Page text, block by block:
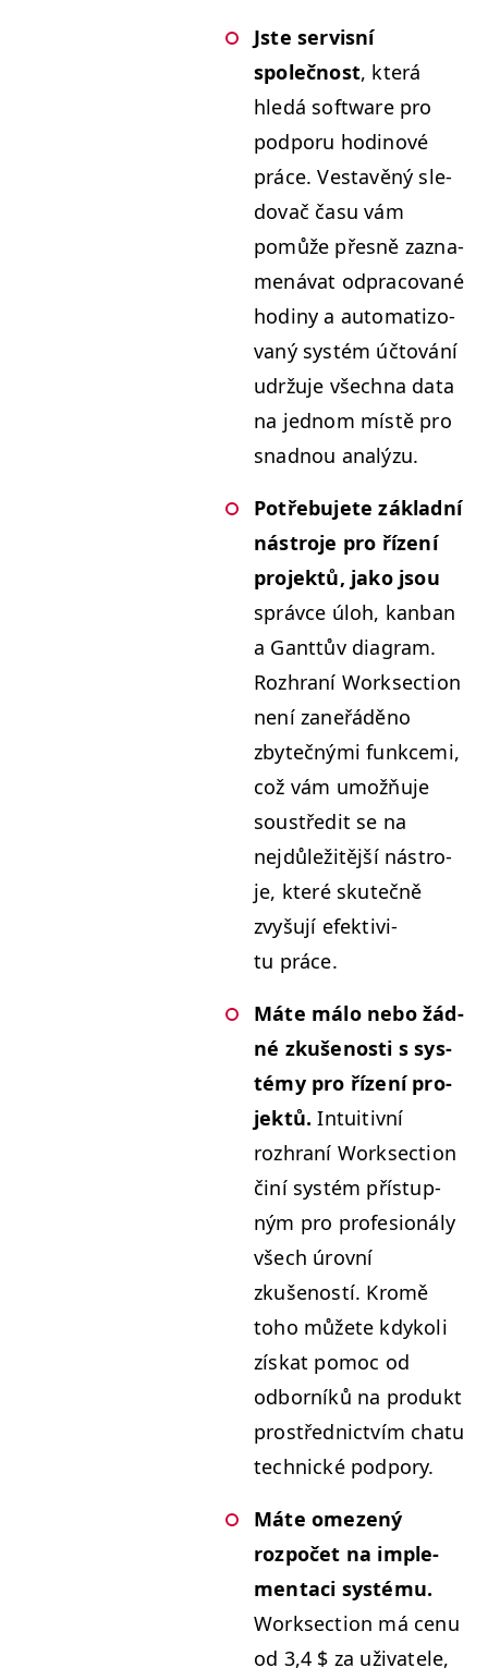
Jste servis­ní
společnost, která
hledá soft­ware pro
pod­poru hodi­nové
práce. Ves­tavěný sle­
dovač času vám
pomůže přes­ně zaz­na­
mená­vat odpra­co­v­ané
hodiny a autom­a­ti­zo­
vaný sys­tém účtování
udržu­je všech­na data
na jed­nom místě pro
snad­nou analýzu.
Potře­bu­jete zák­lad­ní
nástro­je pro řízení
pro­jek­tů, jako jsou
správce úloh, kan­ban
a Gant­tův dia­gram.
Rozhraní Work­sec­tion
není zaneřáděno
zbytečný­mi funkce­mi,
což vám umožňu­je
soustřed­it se na
nejdůležitější nástro­
je, které skutečně
zvyšu­jí efek­tiv­i­
tu práce.
Máte málo nebo žád­
né zkušenos­ti s sys­
témy pro řízení pro­
jek­tů.Intu­itivní
rozhraní Work­sec­tion
činí sys­tém přís­tup­
ným pro pro­fe­sioná­ly
všech úrovní
zkušenos­tí. Kromě
toho můžete kdykoli
získat pomoc od
odborníků na pro­dukt
prostřed­nictvím chatu
tech­nické podpory.
Máte omezený
rozpočet na imple­
mentaci sys­té­mu.
Work­sec­tion má cenu
od 3,4 $ za uži­vatele,